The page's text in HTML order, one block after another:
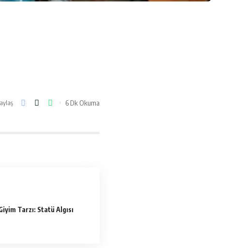
6 Dk Okuma
Tarzı: Statü Algısı